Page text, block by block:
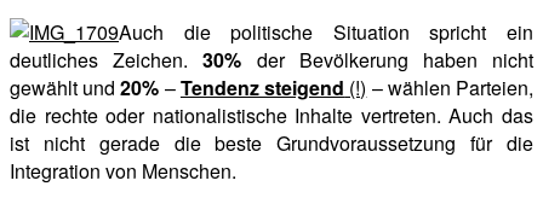
Auch die politische Situation spricht ein
deutliches Zeichen.30% der Bevölkerung haben nicht
gewählt und20% –Tendenz steigend (!) – wählen Parteien,
die rechte oder nationalistische Inhalte vertreten. Auch das
ist nicht gerade die beste Grundvoraussetzung für die
Integration von Menschen.